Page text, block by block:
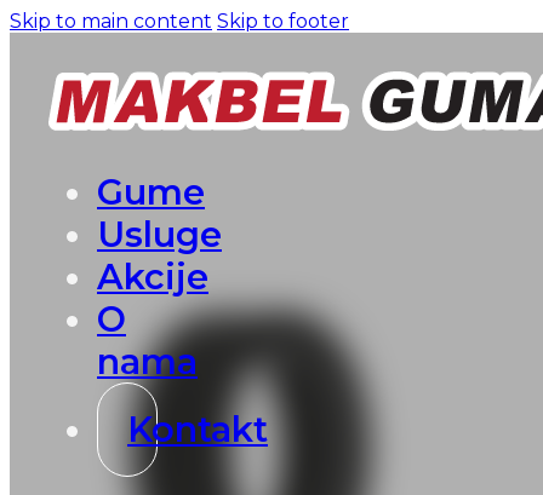
Skip to main content Skip to footer
Gume
Usluge
Akcije
O
nama
Kontakt